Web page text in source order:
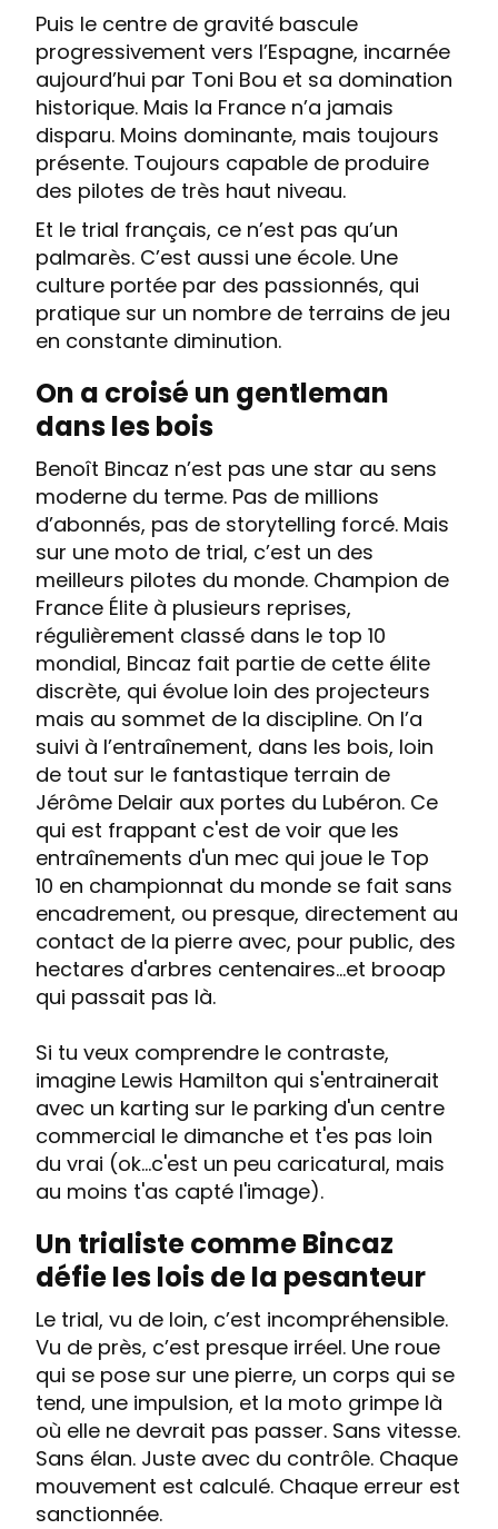
Puis le centre de gravité bascule
progressivement vers l’Espagne, incarnée
aujourd’hui par Toni Bou et sa domination
historique. Mais la France n’a jamais
disparu. Moins dominante, mais toujours
présente. Toujours capable de produire
des pilotes de très haut niveau.
Et le trial français, ce n’est pas qu’un
palmarès. C’est aussi une école. Une
culture portée par des passionnés, qui
pratique sur un nombre de terrains de jeu
en constante diminution.
On a croisé un gentleman
dans les bois
Benoît Bincaz n’est pas une star au sens
moderne du terme. Pas de millions
d’abonnés, pas de storytelling forcé. Mais
sur une moto de trial, c’est un des
meilleurs pilotes du monde. Champion de
France Élite à plusieurs reprises,
régulièrement classé dans le top 10
mondial, Bincaz fait partie de cette élite
discrète, qui évolue loin des projecteurs
mais au sommet de la discipline. On l’a
suivi à l’entraînement, dans les bois, loin
de tout sur le fantastique terrain de
Jérôme Delair aux portes du Lubéron. Ce
qui est frappant c'est de voir que les
entraînements d'un mec qui joue le Top
10 en championnat du monde se fait sans
encadrement, ou presque, directement au
contact de la pierre avec, pour public, des
hectares d'arbres centenaires...et brooap
qui passait pas là.
Si tu veux comprendre le contraste,
imagine Lewis Hamilton qui s'entrainerait
avec un karting sur le parking d'un centre
commercial le dimanche et t'es pas loin
du vrai (ok...c'est un peu caricatural, mais
au moins t'as capté l'image).
Un trialiste comme Bincaz
défie les lois de la pesanteur
Le trial, vu de loin, c’est incompréhensible.
Vu de près, c’est presque irréel. Une roue
qui se pose sur une pierre, un corps qui se
tend, une impulsion, et la moto grimpe là
où elle ne devrait pas passer. Sans vitesse.
Sans élan. Juste avec du contrôle. Chaque
mouvement est calculé. Chaque erreur est
sanctionnée.